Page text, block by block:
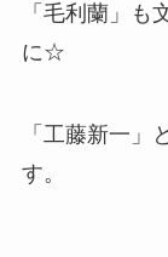
「毛利蘭」も
に☆
「工藤新一」
す。